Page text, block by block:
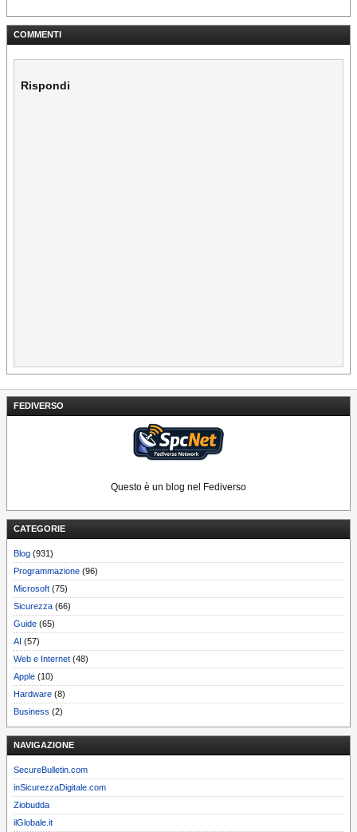
FEDIVERSO
Questo è un blog nel Fediverso
CATEGORIE
Blog (931)
Programmazione (96)
Microsoft (75)
Sicurezza (66)
Guide (65)
AI (57)
Web e Internet (48)
Apple (10)
Hardware (8)
Business (2)
NAVIGAZIONE
SecureBulletin.com
inSicurezzaDigitale.com
Ziobudda
ilGlobale.it
COMMENTI
Rispondi